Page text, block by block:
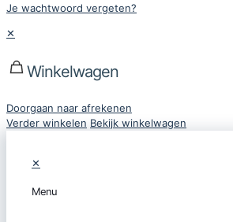
Je wachtwoord vergeten?
✕
Winkelwagen
Doorgaan naar afrekenen
Verder winkelen Bekijk winkelwagen
✕
Menu